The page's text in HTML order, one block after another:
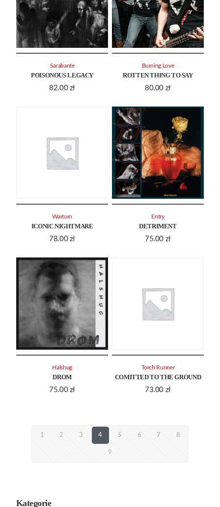
POISONOUS LEGACY
82.00 zł
Sarabante
ROTTEN THING TO SAY
80.00 zł
Burning Love
ICONIC NIGHTMARE
78.00 zł
Wartorn
DETRIMENT
75.00 zł
Entry
DROM
75.00 zł
Halshug
COMITTED TO THE GROUND
73.00 zł
Torch Runner
1 2 3 4 5 6 7 8
9
Kategorie